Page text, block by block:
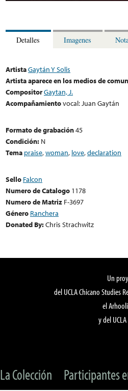
Detalles Imagenes
ArtistaGaytán Y Solis
Artista aparece en los medios de
CompositorGaytan, J.
Acompañamientovocal: Juan Gaytán
Formato de grabación45
Condición: N
Tema praise,woman, love,declaration
Sello Falcon
Numero de Catalogo 1178
Numero de Matriz F-3697
Género Ranchera
Donated By:Chris Strachwitz
Un
del UCLA Chicano Studies
el
y del
La Colección Participantes